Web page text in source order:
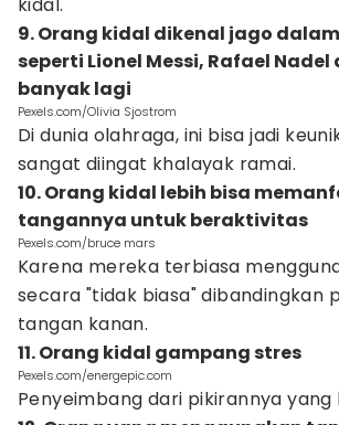
9. Orang kidal dikenal jago
seperti Lionel Messi, Rafael Nadel
banyak lagi
Pexels.com/Olivia Sjostrom
Di dunia olahraga, ini bisa jadi
sangat diingat khalayak ramai.
10. Orang kidal lebih bisa
tangannya untuk beraktivitas
Pexels.com/bruce mars
Karena mereka terbiasa
secara "tidak biasa" dibandingkan
tangan kanan.
11. Orang kidal gampang stres
Pexels.com/energepic.com
Penyeimbang dari pikirannya yang